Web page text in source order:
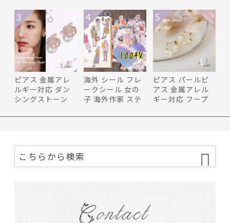
ピアス 金属アレ
ルギー対応 ダン
シングストーン
3
海外 シール フレ
ークシール 女の
子 海外作家 ステ
4
ピアス パールピ
アス 金属アレル
ギー対応 フープ
5